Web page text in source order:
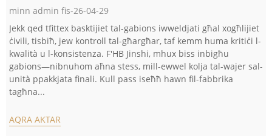
minn admin fis-26-04-29
Jekk qed tfittex basktijiet tal-gabions iwweldjati għal xogħlijiet
ċivili, tisbiħ, jew kontroll tal-għargħar, taf kemm huma kritiċi l-
kwalità u l-konsistenza. F'HB Jinshi, mhux biss inbigħu
gabions—nibnuhom aħna stess, mill-ewwel kolja tal-wajer sal-
unità ppakkjata finali. Kull pass iseħħ hawn fil-fabbrika
tagħna...
AQRA AKTAR